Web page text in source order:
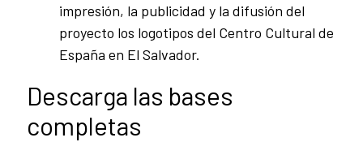
impresión, la publicidad y la difusión del
proyecto los logotipos del Centro Cultural de
España en El Salvador.
Descarga las bases
completas